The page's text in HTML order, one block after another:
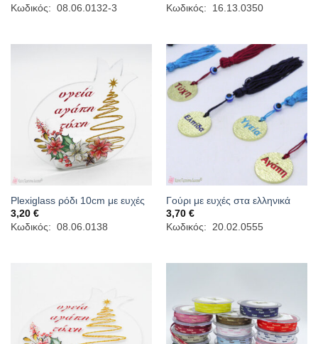
range:
2,90 €
Κωδικός: 08.06.0132-3
Κωδικός: 16.13.0350
Plexiglass ρόδι 10cm με ευχές
3,20 €
Κωδικός: 08.06.0138
Γούρι με ευχές στα ελληνικά
3,70 €
Κωδικός: 20.02.0555